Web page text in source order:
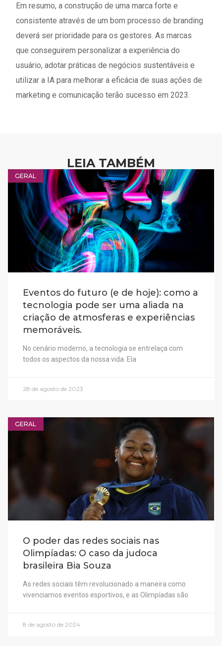
Em resumo, a construção de uma marca forte e
consistente através de um bom processo de branding
deverá ser prioridade para os gestores. As marcas
que conseguirem personalizar a experiência do
usuário, adotar práticas de negócios sustentáveis ​​e
utilizar a IA para melhorar a eficácia de suas ações de
marketing e comunicação terão sucesso em 2023.
LEIA TAMBÉM
GERAL
Eventos do futuro (e de hoje): como a
tecnologia pode ser uma aliada na
criação de atmosferas e experiências
memoráveis.
No cenário moderno, a tecnologia se entrelaça com
todos os aspectos da nossa vida. Ela
28 de agosto de 2023
GERAL
O poder das redes sociais nas
Olimpíadas: O caso da judoca
brasileira Bia Souza
As redes sociais têm revolucionado a maneira como
vivenciamos eventos esportivos, e as Olimpíadas são
8 de agosto de 2024